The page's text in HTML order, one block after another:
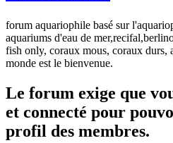
forum aquariophile basé sur
aquariums d'eau de
fish only, coraux mous, coraux durs,
monde est le bienvenue.
Le forum exige que
et connecté pour
profil des membres.